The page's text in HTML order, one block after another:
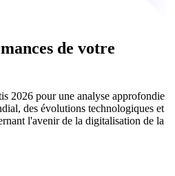
de votre
2026 pour une analyse approfondie
des évolutions technologiques et
l'avenir de la digitalisation de la